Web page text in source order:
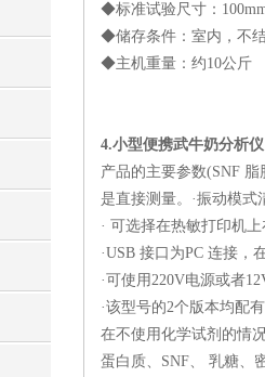
◆标准试验尺寸：
◆储存条件：室内，不
◆主机重量：约10公斤
4.小型便携武牛奶分析仪
产品的主要参数(SNF 脂
是直接测量。·振动模
· 可选择在热敏打印机
·USB 接口为PC 连接，
·可使用220V电源或者
·该型号的2个版本均配
在不使用化学试剂的情
蛋白质、 SNF、 乳糖、